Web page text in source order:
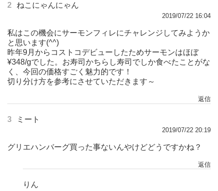
2 ねこにゃんにゃん
2019/07/22 16:04
私はこの機会にサーモンフィレにチャレンジしてみようか
と思います(^^)
昨年9月からコストコデビューしたためサーモンはほぼ
¥348/gでした。お寿司かちらし寿司でしか食べたことがな
く、今回の価格すごく魅力的です！
切り分け方を参考にさせていただきます～
返信
3 ミート
2019/07/22 20:19
グリエハンバーグ買った事ないんやけどどうですかね？
返信
りん